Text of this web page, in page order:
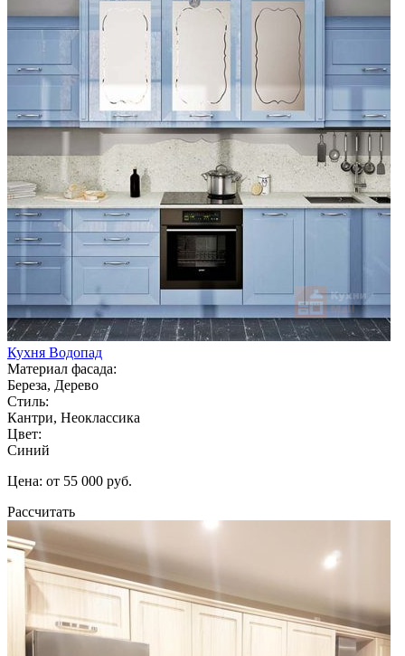
Кухня Водопад
Материал фасада:
Береза, Дерево
Стиль:
Кантри, Неоклассика
Цвет:
Синий
Цена: от 55 000 руб.
Рассчитать